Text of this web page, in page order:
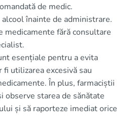
de medic.
înainte de administrare.
medicamente fără consultare
esențiale pentru a evita
utilizarea excesivă sau
În plus, farmaciștii
observe starea de sănătate
și să raporteze imediat orice